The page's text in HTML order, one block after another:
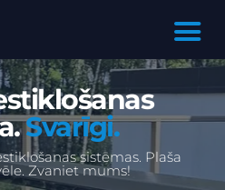
Svarīgi.
sistēmas. Plaša
Zvaniet mums!